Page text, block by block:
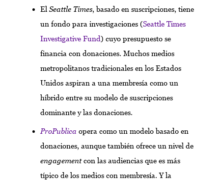
El Seattle Times, basado en suscripciones, tiene
un fondo para investigaciones (Seattle Times
Investigative Fund) cuyo presupuesto se
financia con donaciones. Muchos medios
metropolitanos tradicionales en los Estados
Unidos aspiran a una membresía como un
híbrido entre su modelo de suscripciones
dominante y las donaciones.
ProPublica opera como un modelo basado en
donaciones, aunque también ofrece un nivel de
engagementcon las audiencias que es más
típico de los medios con membresía. Y la